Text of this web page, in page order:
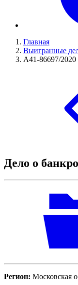
Главная
Выигранные
А41-86697/2020
Дело о
Регион: Московская